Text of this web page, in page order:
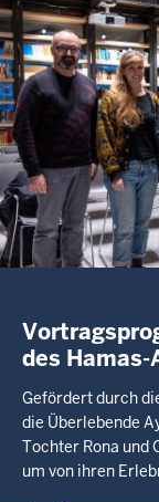
des
Gefördert durch
die Überlebende
Tochter Rona und
um von ihren